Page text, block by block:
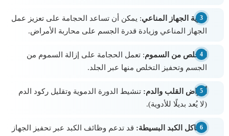
تقوية الجهاز المناعي: يمكن أن تساعد الحجامة على تعزيز عمل
الجهاز المناعي وزيادة قدرة الجسم على محاربة الأمراض.
التخلص من السموم: تعمل الحجامة على إزالة السموم من
الجسم وتحفيز التخلص منها عبر الجلد.
أمراض القلب والدم: تنشيط الدورة الدموية وتقليل ركود الدم
(لا يُعد بديلًا للأدوية).
مشاكل الكبد البسيطة: قد تدعم وظائف الكبد عبر تحفيز الجهاز